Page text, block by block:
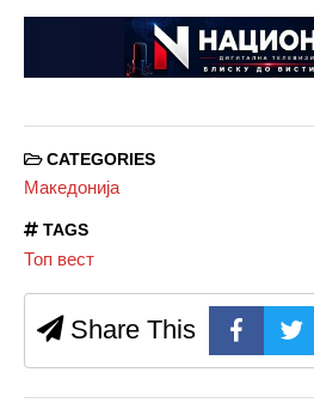
CATEGORIES
Македонија
TAGS
Топ вест
Share This